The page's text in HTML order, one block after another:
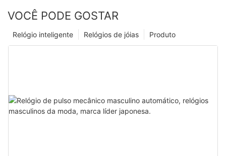
VOCÊ PODE GOSTAR
Produto
Relógios de jóias
Relógio inteligente